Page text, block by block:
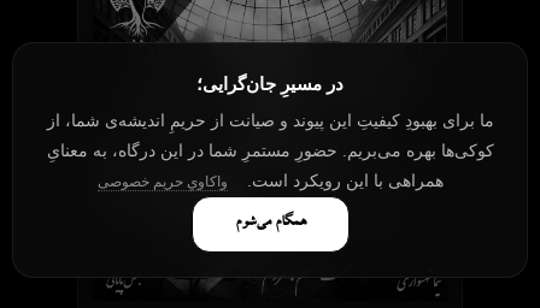
در مسیرِ جان‌گرایی؛
ما برای بهبودِ کیفیتِ این پیوند و صیانت از حریمِ اندیشه‌ی شما، از
کوکی‌ها بهره می‌بریم. حضورِ مستمرِ شما در این درگاه، به معنایِ
همراهی با این رویکرد است.
واکاویِ حریم خصوصی
همگام می‌شوم